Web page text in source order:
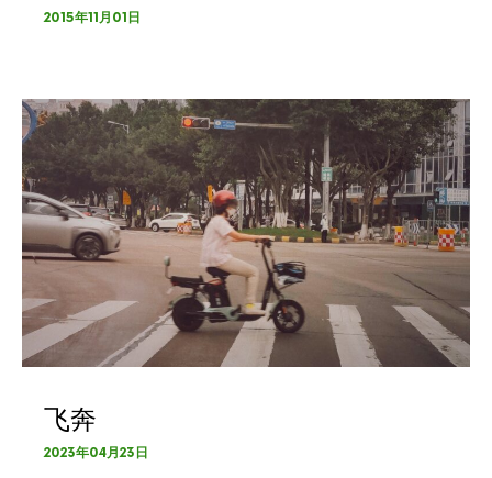
2015年11月01日
飞奔
2023年04月23日